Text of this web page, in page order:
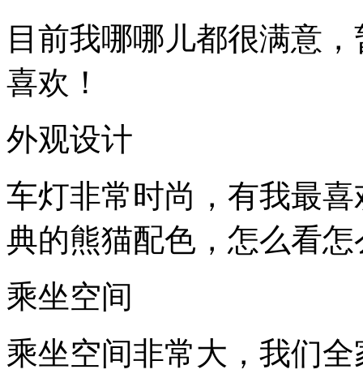
目前我哪哪儿都很满意
喜欢！
外观设计
车灯非常时尚，有我
典的熊猫配色，怎么看怎
乘坐空间
乘坐空间非常大，我们